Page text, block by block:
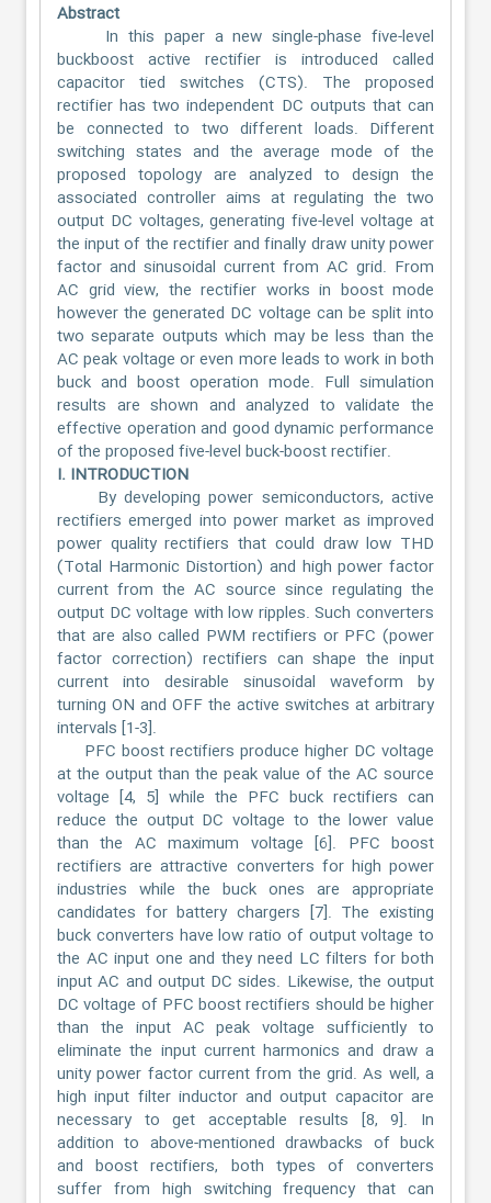
Abstract
In this paper a new single-phase five-level
buckboost active rectifier is introduced called
capacitor tied switches (CTS). The proposed
rectifier has two independent DC outputs that can
be connected to two different loads. Different
switching states and the average mode of the
proposed topology are analyzed to design the
associated controller aims at regulating the two
output DC voltages, generating five-level voltage at
the input of the rectifier and finally draw unity power
factor and sinusoidal current from AC grid. From
AC grid view, the rectifier works in boost mode
however the generated DC voltage can be split into
two separate outputs which may be less than the
AC peak voltage or even more leads to work in both
buck and boost operation mode. Full simulation
results are shown and analyzed to validate the
effective operation and good dynamic performance
of the proposed five-level buck-boost rectifier.
I. INTRODUCTION
By developing power semiconductors, active
rectifiers emerged into power market as improved
power quality rectifiers that could draw low THD
(Total Harmonic Distortion) and high power factor
current from the AC source since regulating the
output DC voltage with low ripples. Such converters
that are also called PWM rectifiers or PFC (power
factor correction) rectifiers can shape the input
current into desirable sinusoidal waveform by
turning ON and OFF the active switches at arbitrary
intervals [1-3].
PFC boost rectifiers produce higher DC voltage
at the output than the peak value of the AC source
voltage [4, 5] while the PFC buck rectifiers can
reduce the output DC voltage to the lower value
than the AC maximum voltage [6]. PFC boost
rectifiers are attractive converters for high power
industries while the buck ones are appropriate
candidates for battery chargers [7]. The existing
buck converters have low ratio of output voltage to
the AC input one and they need LC filters for both
input AC and output DC sides. Likewise, the output
DC voltage of PFC boost rectifiers should be higher
than the input AC peak voltage sufficiently to
eliminate the input current harmonics and draw a
unity power factor current from the grid. As well, a
high input filter inductor and output capacitor are
necessary to get acceptable results [8, 9]. In
addition to above-mentioned drawbacks of buck
and boost rectifiers, both types of converters
suffer from high switching frequency that can